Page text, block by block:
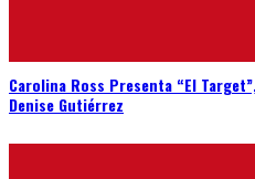
Carolina Ross Presenta “El
Denise Gutiérrez